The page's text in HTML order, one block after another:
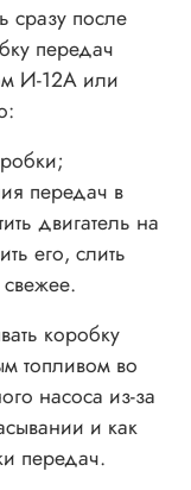
сразу после
передач
И-12А или
передач в
двигатель на
его, слить
коробку
топливом во
насоса из-за
и как
передач.